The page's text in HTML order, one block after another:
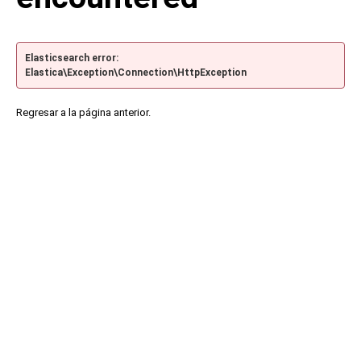
Elasticsearch error:
Elastica\Exception\Connection\HttpException
Regresar a la página anterior.